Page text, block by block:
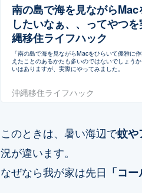
南の島で海を見ながら
したいなぁ、、ってやつ
縄移住ライフハック
「南の島で海を見ながらMacをひらいて優雅に
えたことのあるかたも多いのではないでしょう
いはありますが、実際にやってみました。
沖縄移住ライフハック
このときは、暑い海辺で蚊や
況が違います。
なぜなら我が家は先日 「コ